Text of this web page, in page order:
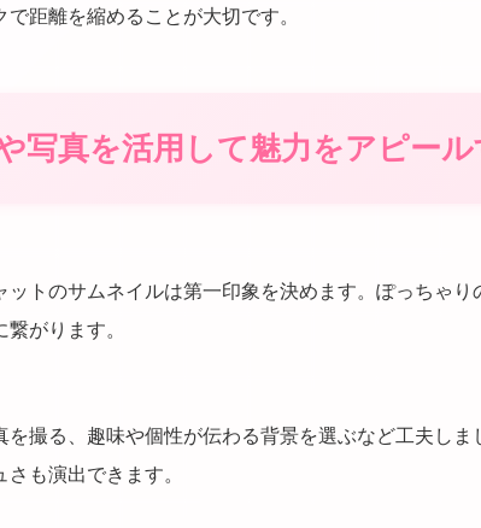
距離を縮めることが大切です。
写真を活用して魅力をアピール
ットのサムネイルは第一印象を決めます。ぽっちゃり
がります。
を撮る、趣味や個性が伝わる背景を選ぶなど工夫し
も演出できます。